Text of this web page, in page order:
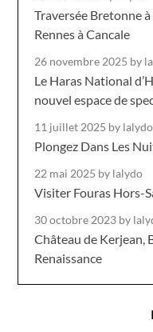
Traversée Bretonne
Rennes à Cancale
26 novembre 2025 by
Le Haras National
nouvel espace de
11 juillet 2025 by lalydo
Plongez Dans Les
22 mai 2025 by lalydo
Visiter Fouras Hors-
30 octobre 2023 by
Château de Kerjean,
Renaissance